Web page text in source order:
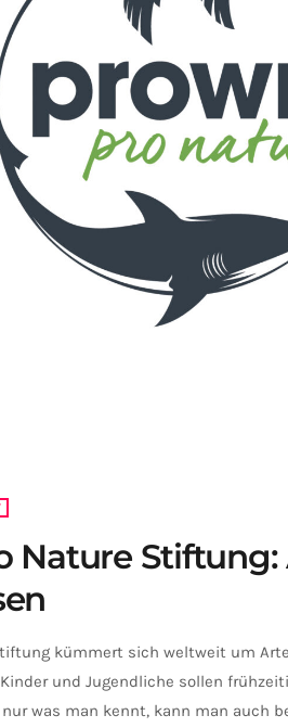
Nature
kümmert sich weltweit um
und Jugendliche sollen
was man kennt, kann man auch